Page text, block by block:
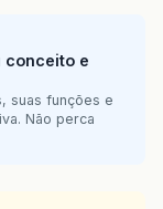
conceito e
suas funções e
Não perca